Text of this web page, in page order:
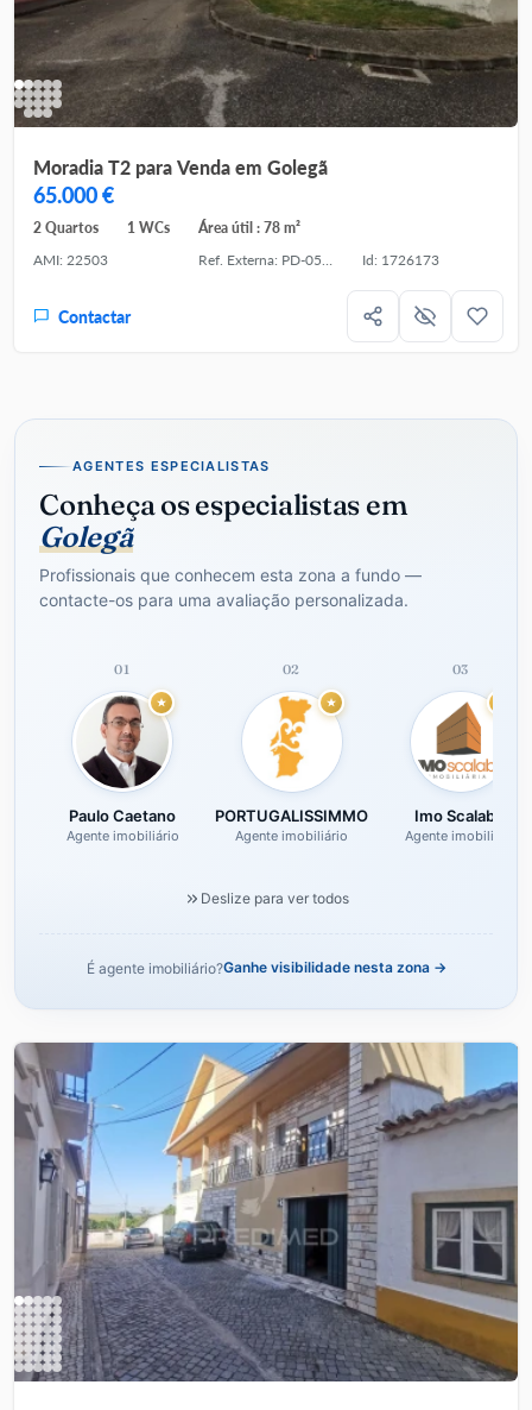
Moradia T2 para Venda em Golegã
65.000 €
2 Quartos 1 WCs
Área útil : 78 m²
AMI: 22503
Ref. Externa: PD-050239 Id: 1726173
Contactar
AGENTES ESPECIALISTAS
Conheça os especialistas em
Golegã
Profissionais que conhecem esta zona a fundo —
contacte-os para uma avaliação personalizada.
01
Paulo Caetano
Agente imobiliário
02
PORTUGALISSIMMO
Agente imobiliário
03
Imo Scalabis
Agente imobiliário
Deslize para ver todos
É agente imobiliário?Ganhe visibilidade nesta zona →